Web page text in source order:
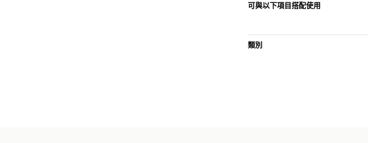
可與以下項目搭配使用
類別